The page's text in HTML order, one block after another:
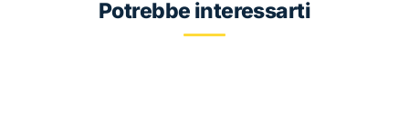
Potrebbe interessarti